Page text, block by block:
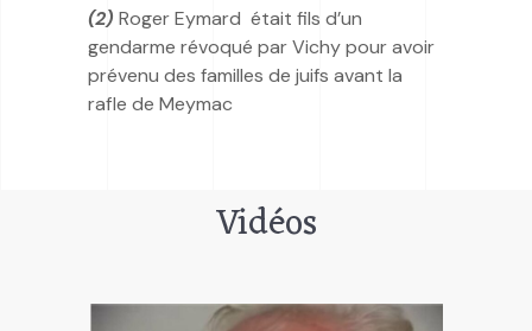
(2) Roger Eymard était fils d’un
gendarme révoqué par Vichy pour avoir
prévenu des familles de juifs avant la
rafle de Meymac
Vidéos